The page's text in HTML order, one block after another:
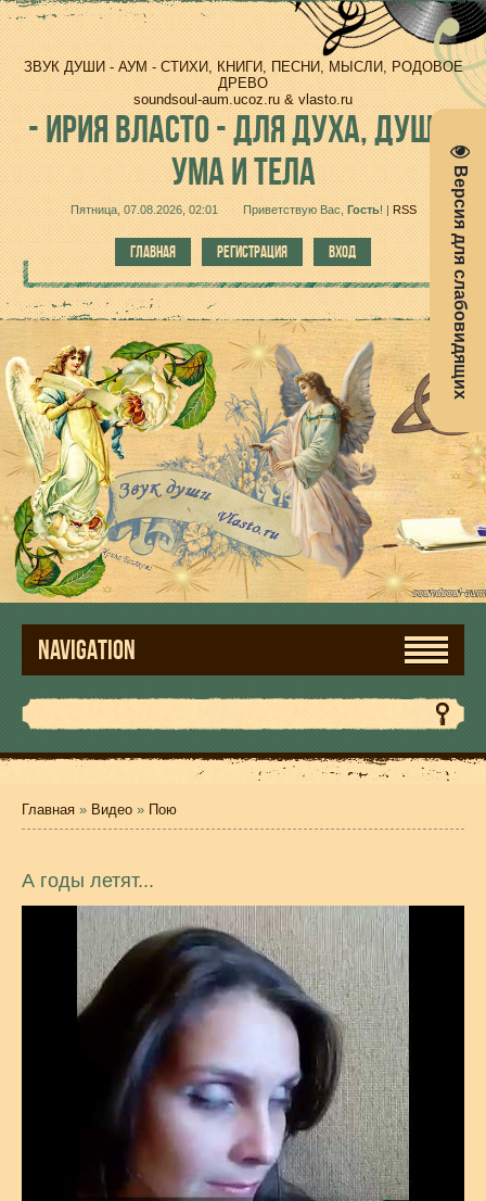
Версия для слабовидящих
ЗВУК ДУШИ - АУМ - СТИХИ, КНИГИ, ПЕСНИ, МЫСЛИ, РОДОВОЕ
ДРЕВО
soundsoul-aum.ucoz.ru & vlasto.ru
-ИРИЯ ВЛАСТО - ДЛЯ ДУХА, ДУШИ,
УМА И ТЕЛА
Пятница, 07.08.2026, 02:01 Приветствую Вас Гость!| RSS
ГЛАВНАЯ РЕГИСТРАЦИЯ ВХОД
NAVIGATION
Главная » Видео » Пою
А годы летят...